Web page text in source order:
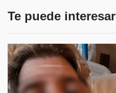
Te puede interesar